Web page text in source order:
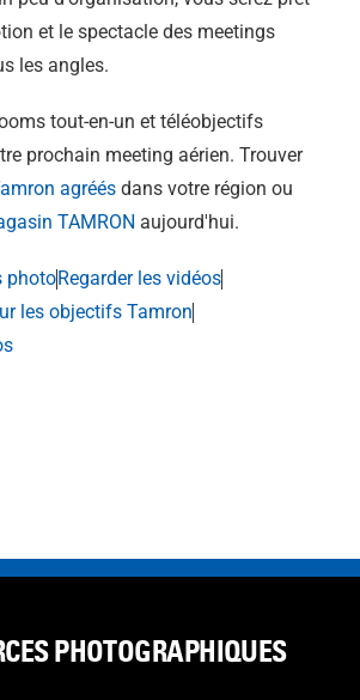
et le spectacle des meetings
les angles.
tout-en-un et téléobjectifs
prochain meeting aérien. Trouver
agréés dans votre région ou
TAMRON aujourd'hui.
photoRegarder les vidéos
les objectifs Tamron
PHOTOGRAPHIQUES